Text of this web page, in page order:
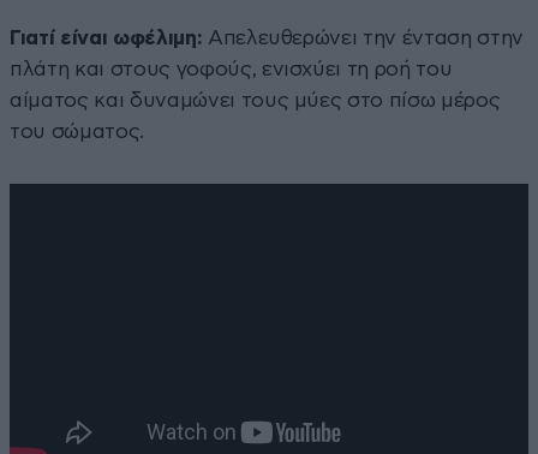
Γιατί είναι ωφέλιμη: Απελευθερώνει την ένταση στην
πλάτη και στους γοφούς, ενισχύει τη ροή του
αίματος και δυναμώνει τους μύες στο πίσω μέρος
του σώματος.